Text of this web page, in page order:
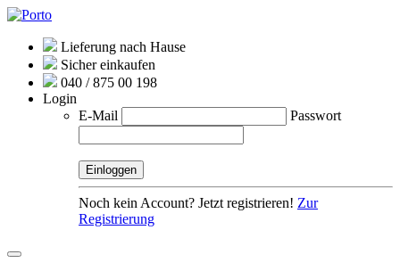
Lieferung nach Hause
Sicher einkaufen
040 / 875 00 198
Login
E-Mail
Passwort
Noch kein Account? Jetzt registrieren! Zur
Registrierung